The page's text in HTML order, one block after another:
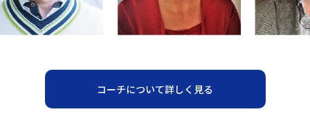
コーチについて詳しく見る